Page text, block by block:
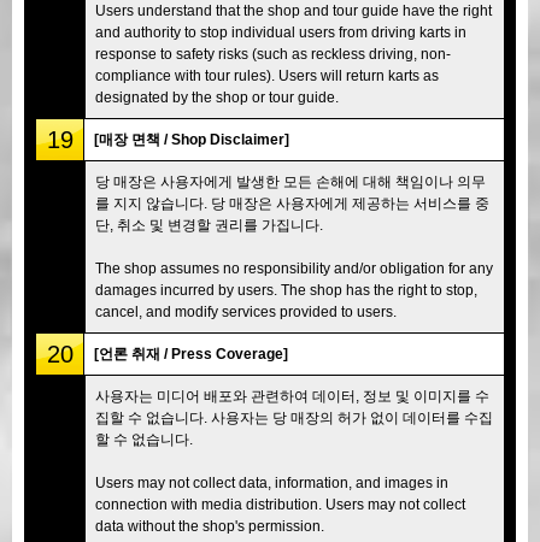
Users understand that the shop and tour guide have the right
and authority to stop individual users from driving karts in
response to safety risks (such as reckless driving, non-
compliance with tour rules). Users will return karts as
designated by the shop or tour guide.
19 [매장 면책 / Shop Disclaimer]
당 매장은 사용자에게 발생한 모든 손해에 대해 책임이나 의무
를 지지 않습니다. 당 매장은 사용자에게 제공하는 서비스를 중
단, 취소 및 변경할 권리를 가집니다.
The shop assumes no responsibility and/or obligation for any
damages incurred by users. The shop has the right to stop,
cancel, and modify services provided to users.
20 [언론 취재 / Press Coverage]
사용자는 미디어 배포와 관련하여 데이터, 정보 및 이미지를 수
집할 수 없습니다. 사용자는 당 매장의 허가 없이 데이터를 수집
할 수 없습니다.
Users may not collect data, information, and images in
connection with media distribution. Users may not collect
data without the shop's permission.